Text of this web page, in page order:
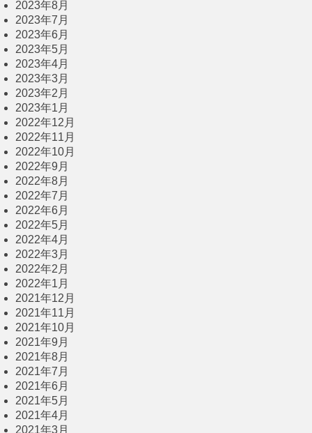
2023年8月
2023年7月
2023年6月
2023年5月
2023年4月
2023年3月
2023年2月
2023年1月
2022年12月
2022年11月
2022年10月
2022年9月
2022年8月
2022年7月
2022年6月
2022年5月
2022年4月
2022年3月
2022年2月
2022年1月
2021年12月
2021年11月
2021年10月
2021年9月
2021年8月
2021年7月
2021年6月
2021年5月
2021年4月
2021年3月